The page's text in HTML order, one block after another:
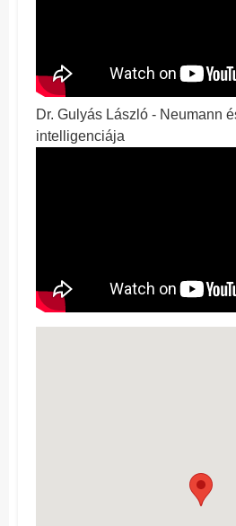
Dr. Gulyás László - Neumann
intelligenciája